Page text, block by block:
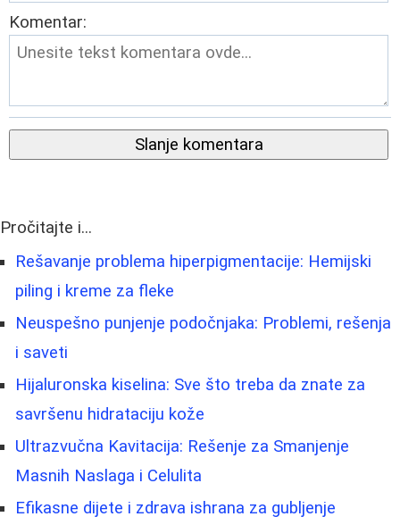
Komentar:
Slanje komentara
Pročitajte i...
Rešavanje problema hiperpigmentacije: Hemijski
piling i kreme za fleke
Neuspešno punjenje podočnjaka: Problemi, rešenja
i saveti
Hijaluronska kiselina: Sve što treba da znate za
savršenu hidrataciju kože
Ultrazvučna Kavitacija: Rešenje za Smanjenje
Masnih Naslaga i Celulita
Efikasne dijete i zdrava ishrana za gubljenje